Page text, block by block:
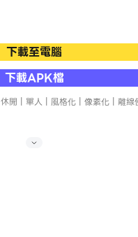
下載至電腦
下載APK檔
休閒 | 單人 | 風格化 | 像素化 | 離線